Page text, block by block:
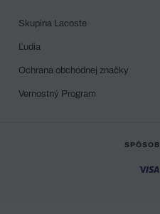
Skupina Lacoste
Ľudia
Ochrana obchodnej značky
Vernostný Program